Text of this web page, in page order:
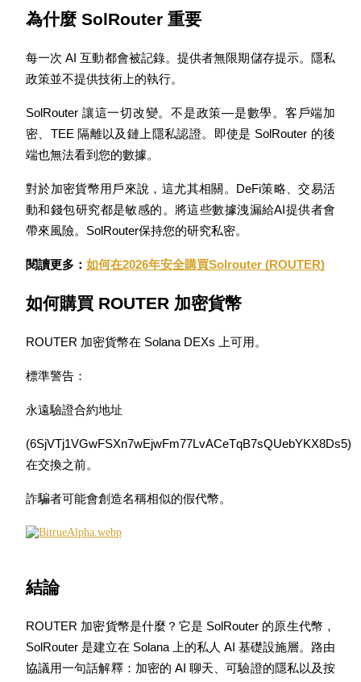
邀请好友
充值CASHCAT & 赢取
充值CASHCAT & 赢取
BitMart 用戶遷移專享
註冊&交易贏 500,000 USDT
抽獎衝榜 · 贏33,333 USDT
為什麼 SolRouter 重要
每一次 AI 互動都會被記錄。提供者無限期儲存提示。隱私
政策並不提供技術上的執行。
SolRouter 讓這一切改變。不是政策—是數學。客戶端加
密、TEE 隔離以及鏈上隱私認證。即使是 SolRouter 的後
端也無法看到您的數據。
對於加密貨幣用戶來說，這尤其相關。DeFi策略、交易活
動和錢包研究都是敏感的。將這些數據洩漏給AI提供者會
帶來風險。SolRouter保持您的研究私密。
閱讀更多： 如何在2026年安全購買Solrouter (ROUTER)
如何購買 ROUTER 加密貨幣
ROUTER 加密貨幣在 Solana DEXs 上可用。
標準警告：
永遠驗證合約地址
(6SjVTj1VGwFSXn7wEjwFm77LvACeTqB7sQUebYKX8Ds5)
在交換之前。
詐騙者可能會創造名稱相似的假代幣。
結論
ROUTER 加密貨幣是什麼？它是 SolRouter 的原生代幣，
SolRouter 是建立在 Solana 上的私人 AI 基礎設施層。路由
協議用一句話解釋：加密的 AI 聊天、可驗證的隱私以及按